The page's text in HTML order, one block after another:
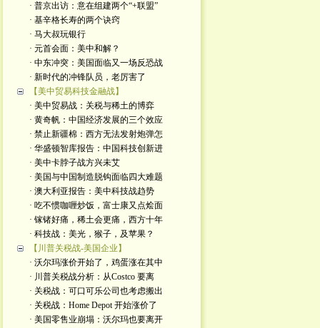
· 普京出访：意在组建两个“+联盟”
· 基辛格长寿的两个诀窍
· 马大叔玩银行
· 元首会面：美中和解？
· 中东冲突：美国面临又一场反恐战
· 新时代的冲锋队员，老厉害了
【美中贸易科技金融战】
· 美中贸易战：关税与稀土的博弈
· 黄奇帆：中国经济发展的三个效应
· 禁止新疆棉：西方无法发射炮弹怎
· 华盛顿智库报告：中国科技创新进
· 美中卡脖子战方兴未艾
· 美国与中国制造脱钩面临四大难题
· 澳大利亚报告：美中科技战趋势
· 吃不惯咖喱炒饭，富士康又点烩面
· 镓锗好痛，稀土会更痛，西方十年
· 科技战：美光，猴子，及苹果？
【川普关税战-美国企业】
· 沃尔玛涨价开始了，鸡蛋涨在其中
· 川普关税战分析：从Costco 要离
· 关税战：可口可乐公司也考虑搬出
· 关税战：Home Depot 开始涨价了
· 美国零售业崩塌：沃尔玛也要离开